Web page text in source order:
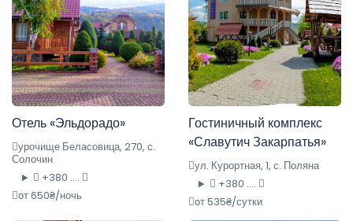
Отель «Эльдорадо»
урочище Беласовица, 270, с.
Солочин
+380 ....
от 650₴/ночь
Гостиничный комплекс
«Славутич Закарпатья»
ул. Курортная, 1, с. Поляна
+380 ....
от 535₴/сутки